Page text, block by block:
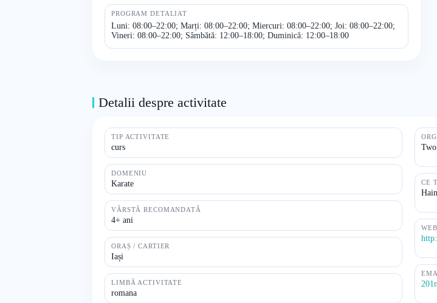
PROGRAM DETALIAT
Luni: 08:00–22:00; Marți: 08:00–22:00; Miercuri: 08:00–22:00; Joi: 08:00–22:00;
Vineri: 08:00–22:00; Sâmbătă: 12:00–18:00; Duminică: 12:00–18:00
Detalii despre activitate
TIP ACTIVITATE
curs
DOMENIU
Karate
VÂRSTĂ RECOMANDATĂ
4+ ani
ORAȘ / CARTIER
Iași
LIMBĂ ACTIVITATE
romana
CE